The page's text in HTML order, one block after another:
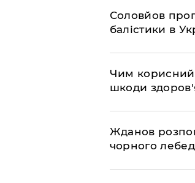
Соловйов
балістики в
Чим корисний
шкоди
Жданов
чорного